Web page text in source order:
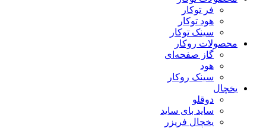
فر توکار
هود توکار
سینک توکار
محصولات روکار
گاز صفحه‌ای
هود
سینک روکار
یخچال
دوقلو
ساید بای ساید
یخچال فریزر